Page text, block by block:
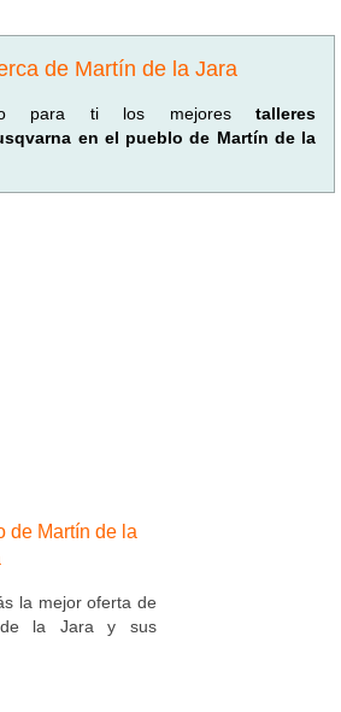
de Martín de la Jara
para ti los mejores talleres
en el pueblo de Martín de la
de Martín de la
la mejor oferta de
de la Jara y sus